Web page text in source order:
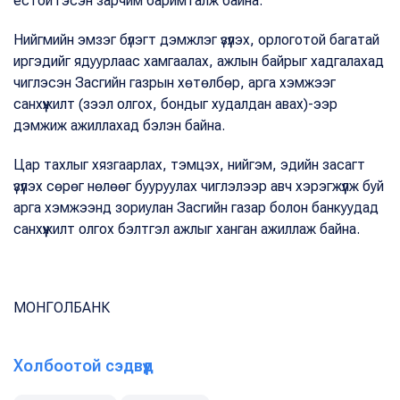
Нийгмийн эмзэг бүлэгт дэмжлэг үзүүлэх, орлоготой багатай
иргэдийг ядуурлаас хамгаалах, ажлын байрыг хадгалахад
чиглэсэн Засгийн газрын хөтөлбөр, арга хэмжээг
санхүүжилт (зээл олгох, бондыг худалдан авах)-ээр
дэмжиж ажиллахад бэлэн байна.
Цар тахлыг хязгаарлах, тэмцэх, нийгэм, эдийн засагт
үзүүлэх сөрөг нөлөөг бууруулах чиглэлээр авч хэрэгжүүлж буй
арга хэмжээнд зориулан Засгийн газар болон банкуудад
санхүүжилт олгох бэлтгэл ажлыг ханган ажиллаж байна.
МОНГОЛБАНК
Холбоотой сэдвүүд